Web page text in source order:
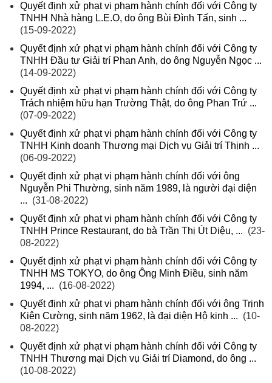
Quyết định xử phạt vi phạm hành chính đối với Công ty
TNHH Nhà hàng L.E.O, do ông Bùi Đình Tấn, sinh ...
(15-09-2022)
Quyết định xử phạt vi phạm hành chính đối với Công ty
TNHH Đầu tư Giải trí Phan Anh, do ông Nguyễn Ngọc ...
(14-09-2022)
Quyết định xử phạt vi phạm hành chính đối với Công ty
Trách nhiệm hữu hạn Trường Thật, do ông Phan Trứ ...
(07-09-2022)
Quyết định xử phạt vi phạm hành chính đối với Công ty
TNHH Kinh doanh Thương mại Dịch vụ Giải trí Thịnh ...
(06-09-2022)
Quyết định xử phạt vi phạm hành chính đối với ông
Nguyễn Phi Thường, sinh năm 1989, là người đại diện
... (31-08-2022)
Quyết định xử phạt vi phạm hành chính đối với Công ty
TNHH Prince Restaurant, do bà Trần Thị Út Diệu, ... (23-
08-2022)
Quyết định xử phạt vi phạm hành chính đối với Công ty
TNHH MS TOKYO, do ông Ông Minh Điều, sinh năm
1994, ... (16-08-2022)
Quyết định xử phạt vi phạm hành chính đối với ông Trịnh
Kiên Cường, sinh năm 1962, là đại diện Hộ kinh ... (10-
08-2022)
Quyết định xử phạt vi phạm hành chính đối với Công ty
TNHH Thương mại Dịch vụ Giải trí Diamond, do ông ...
(10-08-2022)